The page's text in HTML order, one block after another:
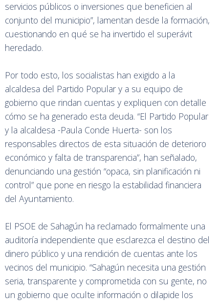
servicios públicos o inversiones que beneficien al
conjunto del municipio”, lamentan desde la formación,
cuestionando en qué se ha invertido el superávit
heredado.
Por todo esto, los socialistas han exigido a la
alcaldesa del Partido Popular y a su equipo de
gobierno que rindan cuentas y expliquen con detalle
cómo se ha generado esta deuda. “El Partido Popular
y la alcaldesa -Paula Conde Huerta- son los
responsables directos de esta situación de deterioro
económico y falta de transparencia”, han señalado,
denunciando una gestión “opaca, sin planificación ni
control” que pone en riesgo la estabilidad financiera
del Ayuntamiento.
El PSOE de Sahagún ha reclamado formalmente una
auditoría independiente que esclarezca el destino del
dinero público y una rendición de cuentas ante los
vecinos del municipio. “Sahagún necesita una gestión
seria, transparente y comprometida con su gente, no
un gobierno que oculte información o dilapide los